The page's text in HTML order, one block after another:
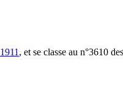
1911 , et se classe au n°3610